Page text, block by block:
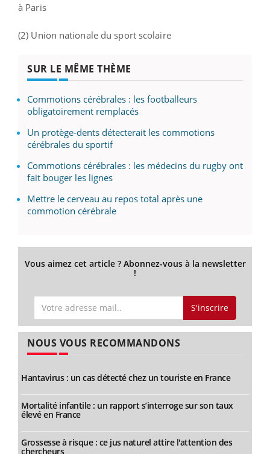
à Paris
(2) Union nationale du sport scolaire
SUR LE MÊME THÈME
Commotions cérébrales : les footballeurs
obligatoirement remplacés
Un protège-dents détecterait les commotions
cérébrales du sportif
Commotions cérébrales : les médecins du rugby ont
fait bouger les lignes
Mettre le cerveau au repos total après une
commotion cérébrale
Vous aimez cet article ? Abonnez-vous à la newsletter
!
S'inscrire
NOUS VOUS RECOMMANDONS
Hantavirus : un cas détecté chez un touriste en France
Mortalité infantile : un rapport s’interroge sur son taux
élevé en France
Grossesse à risque : ce jus naturel attire l'attention des
chercheurs